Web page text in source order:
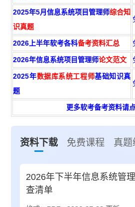
2025年5月信息系统项目管理师综合知
识真题
2026上半年软考各科备考资料汇总
2026年信息系统项目管理师论文范文
2025年数据库系统工程师基础知识真
题
更多软考备考资料请
资料下载 免费课程 真题
2026年下半年信息系统管
查清单